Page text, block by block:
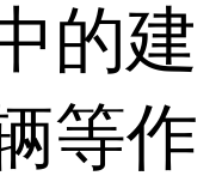
的建
等作